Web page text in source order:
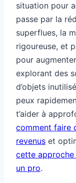
situation pour
passe par la
superflues, la
rigoureuse, et
pour
explorant des
d’objets
peux
t’aider à
comment faire
revenus et
cette
un pro.